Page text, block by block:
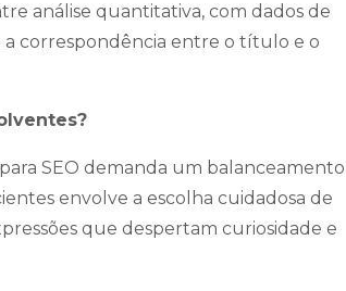
análise quantitativa, com dados de
a correspondência entre o título e o
SEO demanda um balanceamento
envolve a escolha cuidadosa de
que despertam curiosidade e